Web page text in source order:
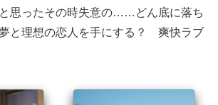
思ったその時失意の……どん底に落ち
と理想の恋人を手にする？ 爽快ラブ